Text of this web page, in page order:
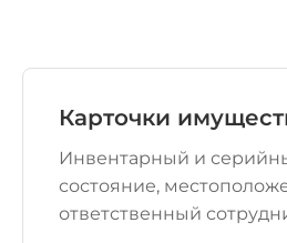
Карточки
Инвентарный и
состояние,
ответственный